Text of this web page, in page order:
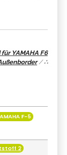
YAMAHA F6
/∴
F-5
2